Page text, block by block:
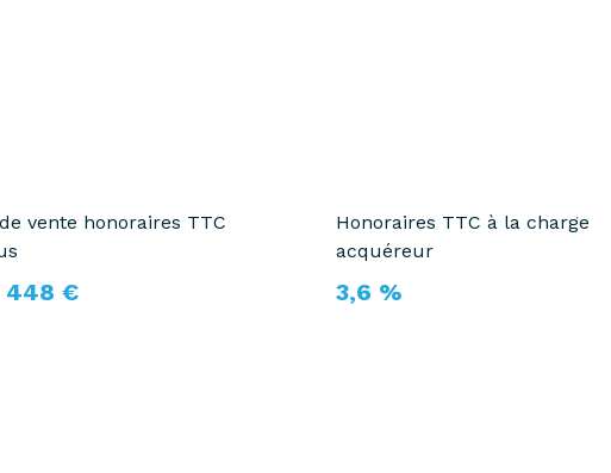
vente honoraires TTC
448 €
Honoraires TTC à la charge
acquéreur
3,6 %